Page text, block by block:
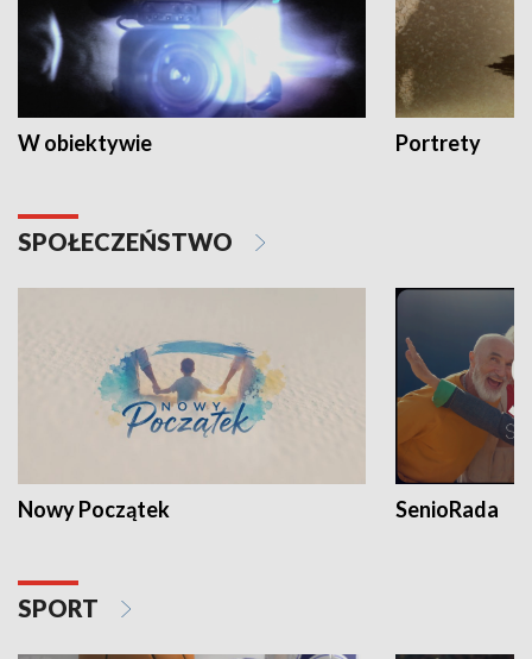
W obiektywie Portrety
SPOŁECZEŃSTWO
Nowy Początek SenioRada
SPORT